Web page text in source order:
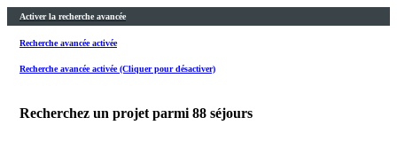
Activer la recherche avancée
Recherche avancée activée
Recherche avancée activée (Cliquer pour désactiver)
Recherchez un projet parmi 88 séjours